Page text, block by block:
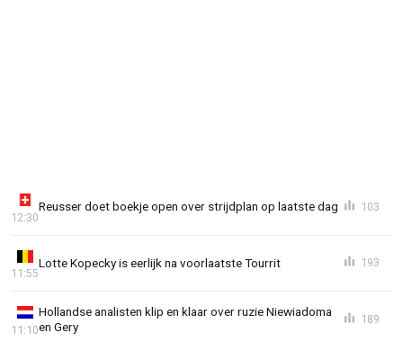
Reusser doet boekje open over strijdplan op laatste dag
12:30
103
Lotte Kopecky is eerlijk na voorlaatste Tourrit
11:55
193
Hollandse analisten klip en klaar over ruzie Niewiadoma
en Gery
11:10
189